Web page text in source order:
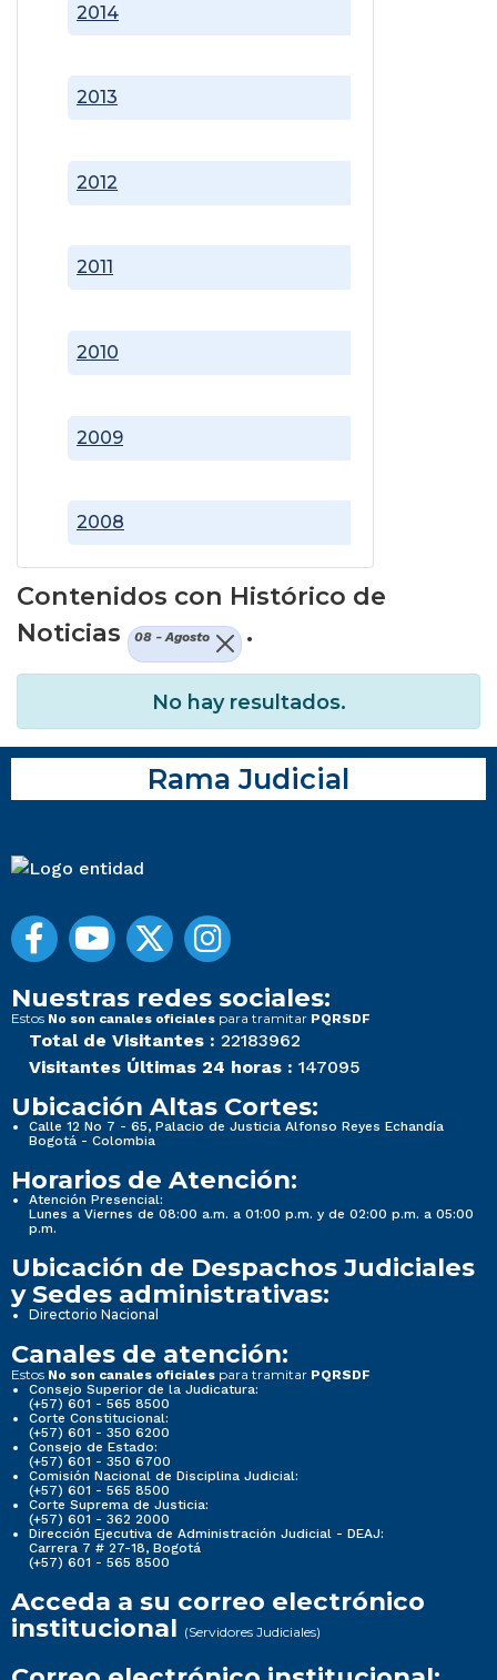
2008
2009
2010
2011
2012
2013
2014
Contenidos con Histórico de
Noticias
08 - Agosto .
No hay resultados.
Rama Judicial
Nuestras redes sociales:
Estos No son canales oficiales para tramitar PQRSDF
Total de Visitantes : 22183962
Visitantes Últimas 24 horas : 147095
Ubicación Altas Cortes:
Calle 12 No 7 - 65, Palacio de Justicia Alfonso Reyes Echandía
Bogotá - Colombia
Horarios de Atención:
Atención Presencial:
Lunes a Viernes de 08:00 a.m. a 01:00 p.m. y de 02:00 p.m. a 05:00
p.m.
Ubicación de Despachos Judiciales
y Sedes administrativas:
Directorio Nacional
Canales de atención:
Estos No son canales oficiales para tramitar PQRSDF
Consejo Superior de la Judicatura:
(+57) 601 - 565 8500
Corte Constitucional:
(+57) 601 - 350 6200
Consejo de Estado:
(+57) 601 - 350 6700
Comisión Nacional de Disciplina Judicial:
(+57) 601 - 565 8500
Corte Suprema de Justicia:
(+57) 601 - 362 2000
Dirección Ejecutiva de Administración Judicial - DEAJ:
Carrera 7 # 27-18, Bogotá
(+57) 601 - 565 8500
Acceda a su correo electrónico
institucional (Servidores Judiciales)